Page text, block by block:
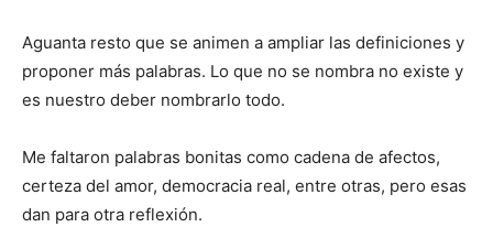
Aguanta resto que se animen a ampliar las definiciones y
proponer más palabras. Lo que no se nombra no existe y
es nuestro deber nombrarlo todo.
Me faltaron palabras bonitas como cadena de afectos,
certeza del amor, democracia real, entre otras, pero esas
dan para otra reflexión.